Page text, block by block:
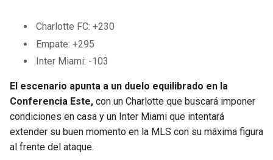
Charlotte FC: +230
Empate: +295
Inter Miami: -103
El escenario apunta a un duelo equilibrado en la
Conferencia Este, con un Charlotte que buscará imponer
condiciones en casa y un Inter Miami que intentará
extender su buen momento en la MLS con su máxima figura
al frente del ataque.